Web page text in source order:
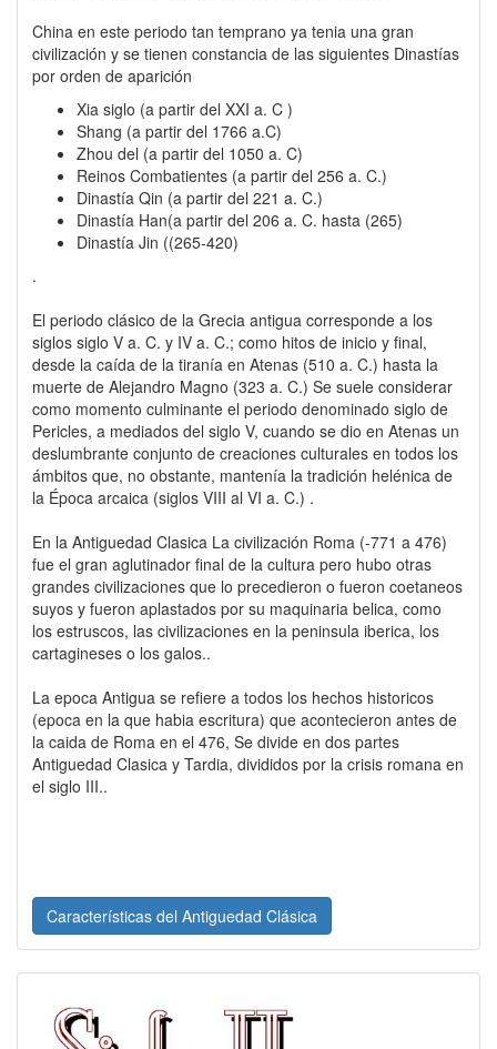
China en este periodo tan temprano ya tenia una gran
civilización y se tienen constancia de las siguientes Dinastías
por orden de aparición
Xia siglo (a partir del XXI a. C )
Shang (a partir del 1766 a.C)
Zhou del (a partir del 1050 a. C)
Reinos Combatientes (a partir del 256 a. C.)
Dinastía Qin (a partir del 221 a. C.)
Dinastía Han(a partir del 206 a. C. hasta (265)
Dinastía Jin ((265-420)
.
El periodo clásico de la Grecia antigua corresponde a los
siglos siglo V a. C. y IV a. C.; como hitos de inicio y final,
desde la caída de la tiranía en Atenas (510 a. C.) hasta la
muerte de Alejandro Magno (323 a. C.) Se suele considerar
como momento culminante el periodo denominado siglo de
Pericles, a mediados del siglo V, cuando se dio en Atenas un
deslumbrante conjunto de creaciones culturales en todos los
ámbitos que, no obstante, mantenía la tradición helénica de
la Época arcaica (siglos VIII al VI a. C.) .
En la Antiguedad Clasica La civilización Roma (-771 a 476)
fue el gran aglutinador final de la cultura pero hubo otras
grandes civilizaciones que lo precedieron o fueron coetaneos
suyos y fueron aplastados por su maquinaria belica, como
los estruscos, las civilizaciones en la peninsula iberica, los
cartagineses o los galos..
La epoca Antigua se refiere a todos los hechos historicos
(epoca en la que habia escritura) que acontecieron antes de
la caida de Roma en el 476, Se divide en dos partes
Antiguedad Clasica y Tardia, divididos por la crisis romana en
el siglo III..
Características del Antiguedad Clásica